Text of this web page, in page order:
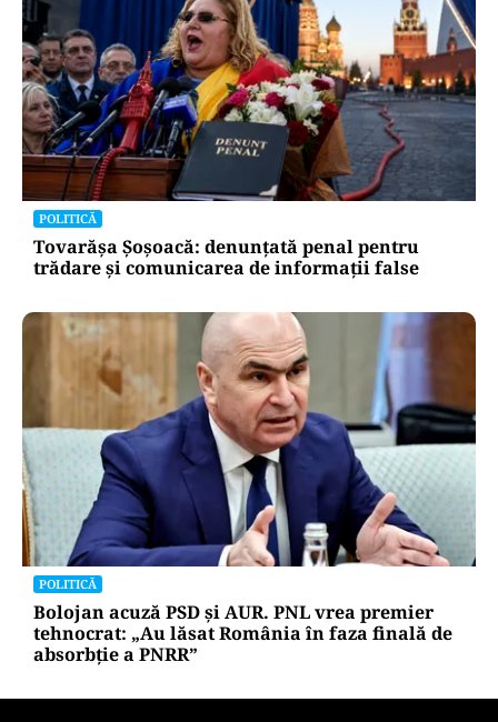
POLITICĂ
Tovarășa Șoșoacă: denunțată penal pentru
trădare și comunicarea de informații false
POLITICĂ
Bolojan acuză PSD și AUR. PNL vrea premier
tehnocrat: „Au lăsat România în faza finală de
absorbţie a PNRR”